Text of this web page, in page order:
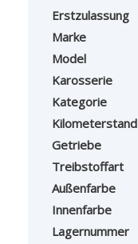
Erstzulassung
Marke
Model
Karosserie
Kategorie
Kilometerstand
Getriebe
Treibstoffart
Außenfarbe
Innenfarbe
Lagernummer